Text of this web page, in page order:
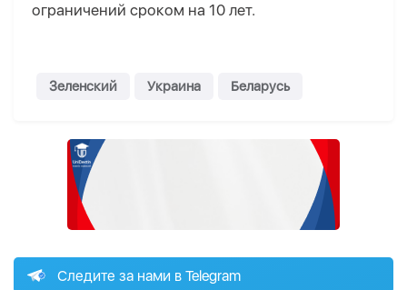
ограничений сроком на 10 лет.
Зеленский Украина Беларусь
Следите за нами в Telegram